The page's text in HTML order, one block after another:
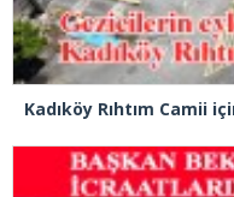
Kadıköy Rıhtım Camii